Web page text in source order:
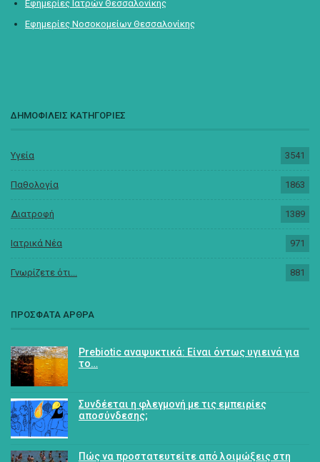
Εφημερίες Ιατρών Θεσσαλονίκης
Εφημερίες Νοσοκομείων Θεσσαλονίκης
ΔΗΜΟΦΙΛΕΙΣ ΚΑΤΗΓΟΡΙΕΣ
Υγεία 3541
Παθολογία 1863
Διατροφή 1389
Ιατρικά Νέα 971
Γνωρίζετε ότι... 881
ΠΡΟΣΦΑΤΑ ΑΡΘΡΑ
Prebiotic αναψυκτικά: Είναι όντως υγιεινά για
το…
Συνδέεται η φλεγμονή με τις εμπειρίες
αποσύνδεσης;
Πώς να προστατευτείτε από λοιμώξεις στη